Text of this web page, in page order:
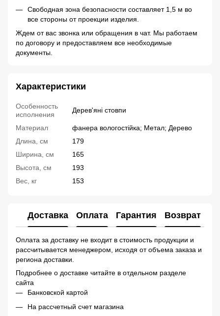
Свободная зона безопасности составляет 1,5 м во
все стороны от проекции изделия.
Ждем от вас звонка или обращения в чат. Мы работаем
по договору и предоставляем все необходимые
документы.
Характеристики
Особенность
исполнения
Дерев'яні стовпи
Материал
фанера вологостійка; Метал; Дерево
Длина, см
179
Ширина, см
165
Высота, см
193
Вес, кг
153
Доставка Оплата Гарантия Возврат
Оплата за доставку не входит в стоимость продукции и
рассчитывается менеджером, исходя от объема заказа и
региона доставки.
Подробнее о доставке читайте в отдельном разделе
сайта
Банковской картой
На рассчетный счет магазина